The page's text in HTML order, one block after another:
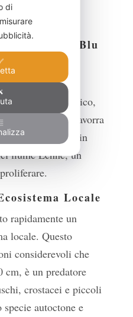
Specie
Granchio Blu
sapidus
acque italiane.
dell’Atlantico,
le acque di zavorra
ha trovato in
fiume Lenne, un
Locale
rapidamente un
locale. Questo
considerevoli che
cm, è un predatore
crostacei e piccoli
autoctone e
di